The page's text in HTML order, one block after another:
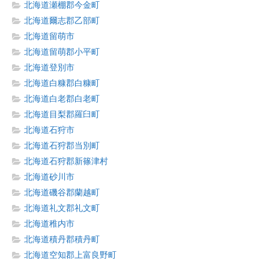
北海道瀬棚郡今金町
北海道爾志郡乙部町
北海道留萌市
北海道留萌郡小平町
北海道登別市
北海道白糠郡白糠町
北海道白老郡白老町
北海道目梨郡羅臼町
北海道石狩市
北海道石狩郡当別町
北海道石狩郡新篠津村
北海道砂川市
北海道磯谷郡蘭越町
北海道礼文郡礼文町
北海道稚内市
北海道積丹郡積丹町
北海道空知郡上富良野町